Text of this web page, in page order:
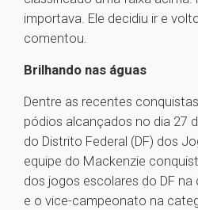
importava. Ele decidiu ir e
comentou.
Brilhando nas águas
Dentre as recentes
pódios alcançados no dia 27
do Distrito Federal (DF) dos
equipe do Mackenzie
dos jogos escolares do DF
e o vice-campeonato na